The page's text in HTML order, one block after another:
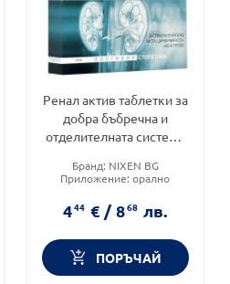
Ренал aктив таблетки за
добра бъбречна и
отделителната система
Бранд: NIXEN BG
Приложение:орално
таблетки
444 € / 868 лв.
ПОРЪЧАЙ